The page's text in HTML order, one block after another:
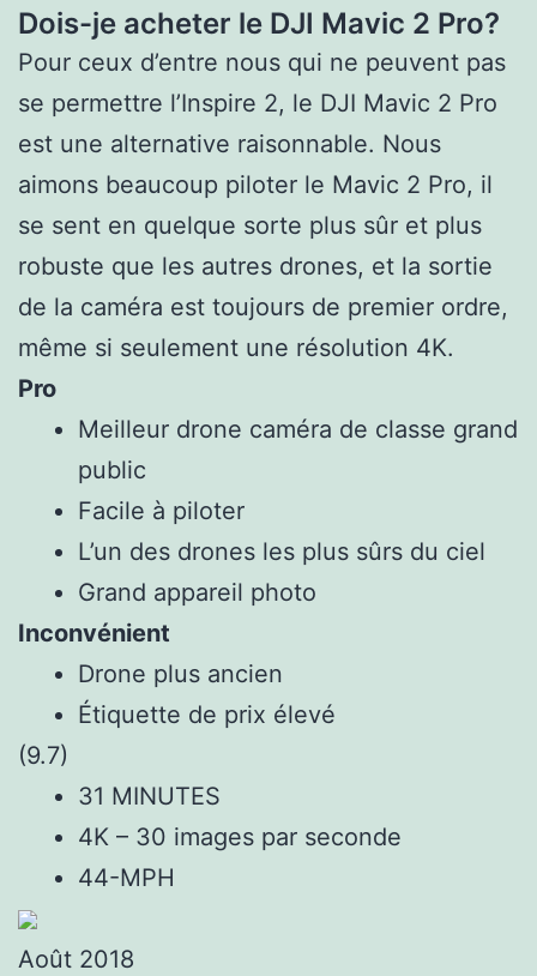
Dois-je acheter le DJI Mavic 2 Pro?
Pour ceux d’entre nous qui ne peuvent pas
se permettre l’Inspire 2, le DJI Mavic 2 Pro
est une alternative raisonnable. Nous
aimons beaucoup piloter le Mavic 2 Pro, il
se sent en quelque sorte plus sûr et plus
robuste que les autres drones, et la sortie
de la caméra est toujours de premier ordre,
même si seulement une résolution 4K.
Pro
Meilleur drone caméra de classe grand
public
Facile à piloter
L’un des drones les plus sûrs du ciel
Grand appareil photo
Inconvénient
Drone plus ancien
Étiquette de prix élevé
(9.7)
31 MINUTES
4K – 30 images par seconde
44-MPH
Août 2018